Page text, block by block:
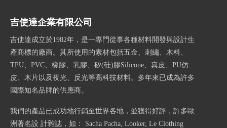
吉使達企業有限公司
吉使達成立於1982年，是一專門從事各種材料開發與設計生
產商標的廠商。其所使用的素材包括五金、刺繡、木料、
TPU、PVC、橡膠、乳膠、矽(硅)膠Silicone、真皮、PU仿
皮、木片以及夜光、反光等高科技材料。多年來已成為許多
國際知名品牌的供應商。
我們的產品已成功地行銷至世界各地，並獲得好評，許多歐
洲著名設 計雜誌，如： Sacha Pacha, Looker, Le Clothing